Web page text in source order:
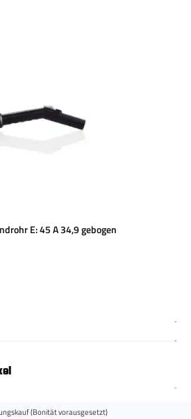
E: 45 A 34,9 gebogen
(Bonität vorausgesetzt)